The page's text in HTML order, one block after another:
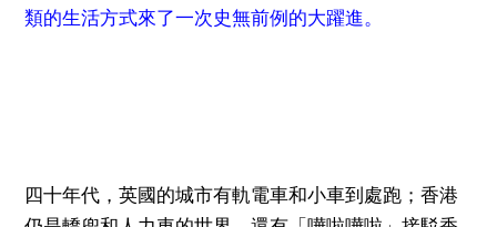
類的生活方式來了一次史無前例的大躍進。
四十年代，英國的城市有軌電車和小車到處跑；香港